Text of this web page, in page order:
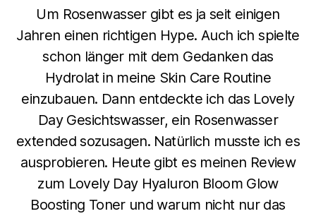
Um Rosenwasser gibt es ja seit einigen
Jahren einen richtigen Hype. Auch ich spielte
schon länger mit dem Gedanken das
Hydrolat in meine Skin Care Routine
einzubauen. Dann entdeckte ich das Lovely
Day Gesichtswasser, ein Rosenwasser
extended sozusagen. Natürlich musste ich es
ausprobieren. Heute gibt es meinen Review
zum Lovely Day Hyaluron Bloom Glow
Boosting Toner und warum nicht nur das